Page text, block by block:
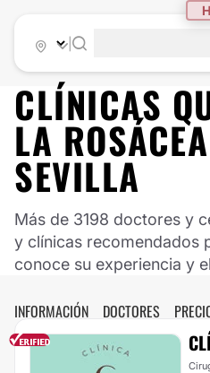
CLÍNICAS
LA
SEVILLA
Más de 3198 doctores y
y clínicas recomendados
conoce su experiencia y
INFORMACIÓN DOCTORES